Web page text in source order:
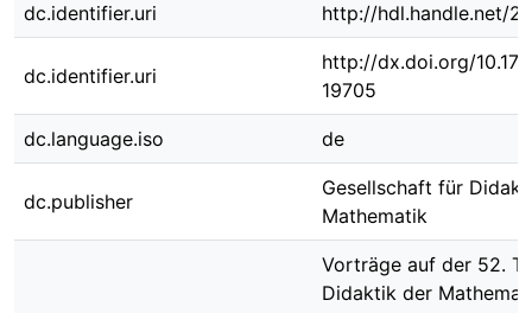
dc.identifier.uri http://hdl.handle.net/
dc.identifier.uri
http://dx.doi.org/
19705
dc.language.iso de
dc.publisher
Gesellschaft für
Mathematik
Vorträge auf der 52.
Didaktik der